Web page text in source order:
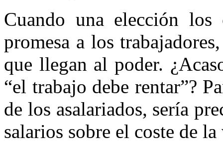
Cuando una elección
promesa a los
que llegan al poder.
“el trabajo debe rentar”?
de los asalariados, sería
salarios sobre el coste de